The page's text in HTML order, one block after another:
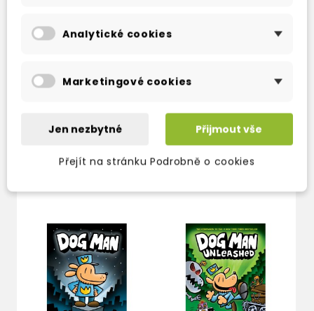
Dog Man: Fetch-22 (book 8)
TAKÉ DOPORUČUJEME
Analytické cookies
Marketingové cookies
Jen nezbytné Přijmout vše
Přejít na stránku Podrobně o cookies